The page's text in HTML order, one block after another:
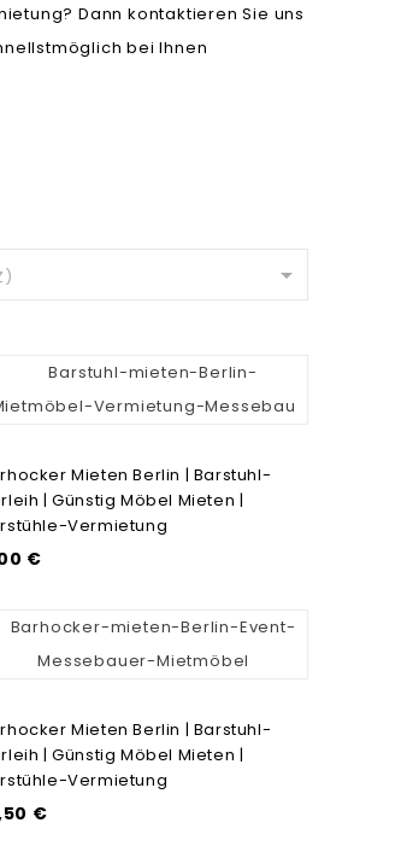
Dann kontaktieren Sie uns
bei Ihnen

Mieten Berlin | Barstuhl-
| Günstig Möbel Mieten |
Vermietung
€
Mieten Berlin | Barstuhl-
| Günstig Möbel Mieten |
Vermietung
€